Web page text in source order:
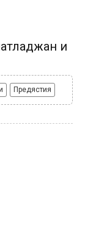
и
Предястия